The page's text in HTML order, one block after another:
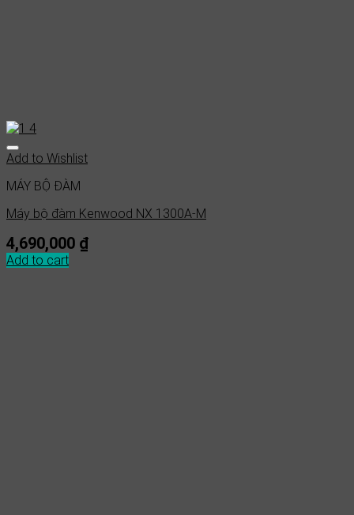
Add to Wishlist
MÁY BỘ ĐÀM
Máy bộ đàm Kenwood NX 1300A-M
4,690,000 ₫
Add to cart